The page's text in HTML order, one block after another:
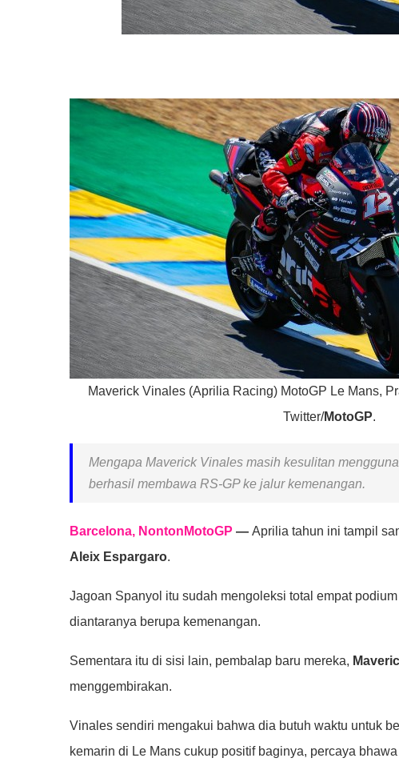
Maverick Vinales (Aprilia Racing) MotoGP Le Mans,
Twitter/MotoGP.
Mengapa Maverick Vinales masih kesulitan
berhasil membawa RS-GP ke jalur kemenangan.
Barcelona, NontonMotoGP — Aprilia tahun ini tampil
Aleix Espargaro.
Jagoan Spanyol itu sudah mengoleksi total empat
diantaranya berupa kemenangan.
Sementara itu di sisi lain, pembalap baru mereka,
menggembirakan.
Vinales sendiri mengakui bahwa dia butuh waktu untuk
kemarin di Le Mans cukup positif baginya, percaya